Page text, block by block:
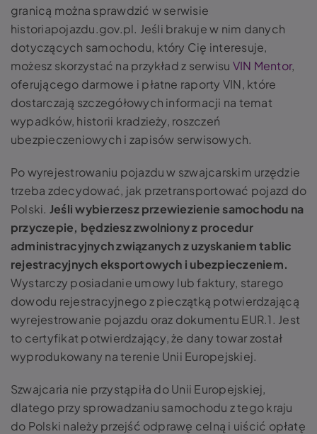
granicą można sprawdzić w serwisie
historiapojazdu.gov.pl. Jeśli brakuje w nim danych
dotyczących samochodu, który Cię interesuje,
możesz skorzystać na przykład z serwisu VIN Mentor,
oferującego darmowe i płatne raporty VIN, które
dostarczają szczegółowych informacji na temat
wypadków, historii kradzieży, roszczeń
ubezpieczeniowych i zapisów serwisowych.
Po wyrejestrowaniu pojazdu w szwajcarskim urzędzie
trzeba zdecydować, jak przetransportować pojazd do
Polski. Jeśli wybierzesz przewiezienie samochodu na
przyczepie, będziesz zwolniony z procedur
administracyjnych związanych z uzyskaniem tablic
rejestracyjnych eksportowych i ubezpieczeniem.
Wystarczy posiadanie umowy lub faktury, starego
dowodu rejestracyjnego z pieczątką potwierdzającą
wyrejestrowanie pojazdu oraz dokumentu EUR.1. Jest
to certyfikat potwierdzający, że dany towar został
wyprodukowany na terenie Unii Europejskiej.
Szwajcaria nie przystąpiła do Unii Europejskiej,
dlatego przy sprowadzaniu samochodu z tego kraju
do Polski należy przejść odprawę celną i uiścić opłatę